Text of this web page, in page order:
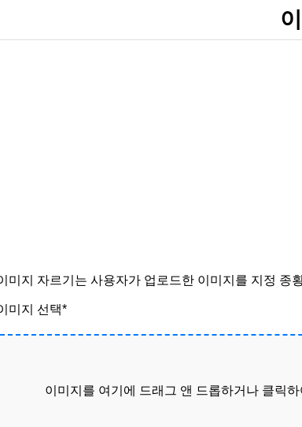
미지 자르기는 사용자가 업로드한 이미지를 지정 종
미지 선택*
이미지를 여기에 드래그 앤 드롭하거나 클릭